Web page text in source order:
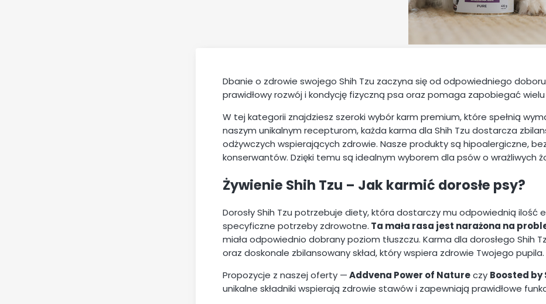
Dbanie o zdrowie swojego Shih Tzu zaczyna się od odpowiedniego
prawidłowy rozwój i kondycję fizyczną psa oraz pomaga zapobiegać
W tej kategorii znajdziesz szeroki wybór karm premium, które spełnią
naszym unikalnym recepturom, każda karma dla Shih Tzu dostarcza
odżywczych wspierających zdrowie. Nasze produkty są hipoalergiczne,
konserwantów. Dzięki temu są idealnym wyborem dla psów o wrażliwych
Żywienie Shih Tzu – Jak karmić dorosłe psy?
Dorosły Shih Tzu potrzebuje diety, która dostarczy mu odpowiednią ilość
specyficzne potrzeby zdrowotne. Ta mała rasa jest narażona na
miała odpowiednio dobrany poziom tłuszczu. Karma dla dorosłego Shih
oraz doskonale zbilansowany skład, który wspiera zdrowie Twojego pupila.
Propozycje z naszej oferty —Addvena Power of Natureczy Boosted
unikalne składniki wspierają zdrowie stawów i zapewniają prawidłowe